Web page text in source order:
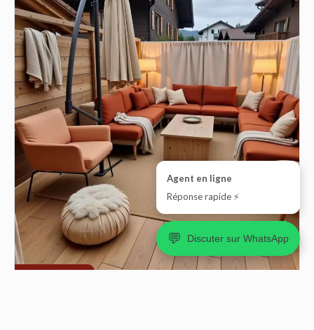
Agent en ligne
Réponse rapide ⚡
💬 Discuter sur WhatsApp